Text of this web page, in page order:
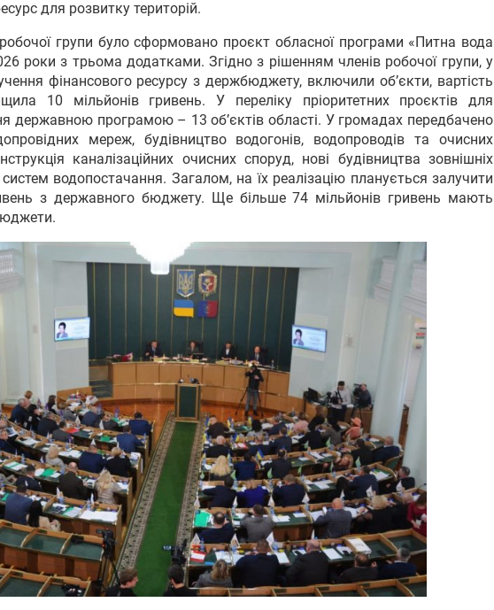
для розвитку територій.
групи було сформовано проєкт обласної програми «Питна вода
роки з трьома додатками. Згідно з рішенням членів робочої групи, у
фінансового ресурсу з держбюджету, включили об’єкти, вартість
10 мільйонів гривень. У переліку пріоритетних проєктів для
державною програмою – 13 об’єктів області. У громадах передбачено
мереж, будівництво водогонів, водопроводів та очисних
каналізаційних очисних споруд, нові будівництва зовнішніх
водопостачання. Загалом, на їх реалізацію планується залучити
з державного бюджету. Ще більше 74 мільйонів гривень мають